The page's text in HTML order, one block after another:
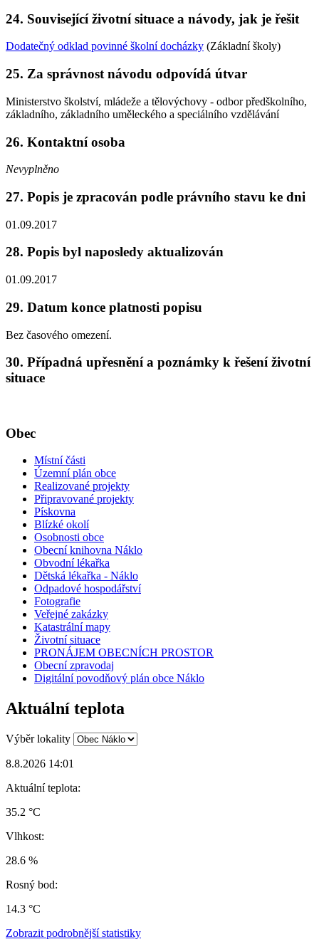
24. Související životní situace a návody, jak je řešit
Dodatečný odklad povinné školní docházky (Základní školy)
25. Za správnost návodu odpovídá útvar
Ministerstvo školství, mládeže a tělovýchovy - odbor předškolního,
základního, základního uměleckého a speciálního vzdělávání
26. Kontaktní osoba
Nevyplněno
27. Popis je zpracován podle právního stavu ke dni
01.09.2017
28. Popis byl naposledy aktualizován
01.09.2017
29. Datum konce platnosti popisu
Bez časového omezení.
30. Případná upřesnění a poznámky k řešení životní
situace
Obec
Místní části
Územní plán obce
Realizované projekty
Připravované projekty
Pískovna
Blízké okolí
Osobnosti obce
Obecní knihovna Náklo
Obvodní lékařka
Dětská lékařka - Náklo
Odpadové hospodářství
Fotografie
Veřejné zakázky
Katastrální mapy
Životní situace
PRONÁJEM OBECNÍCH PROSTOR
Obecní zpravodaj
Digitální povodňový plán obce Náklo
Aktuální teplota
Výběr lokality
8.8.2026 14:01
Aktuální teplota:
35.2 °C
Vlhkost:
28.6 %
Rosný bod:
14.3 °C
Zobrazit podrobnější statistiky